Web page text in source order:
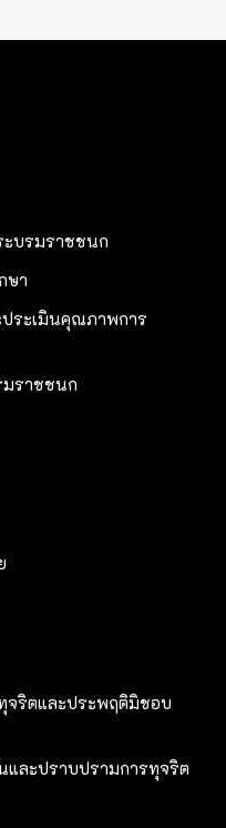
บรมราชชนก
ษา
ระเมินคุณภาพการ
มราชชนก
จริตและประพฤติมิชอบ
ละปราบปรามการทุจริต